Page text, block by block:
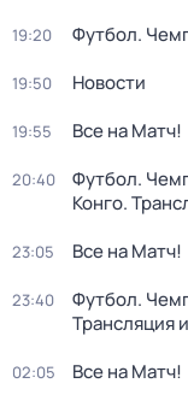
19:20 Футбол.
19:50 Новости
19:55 Все на Матч!
20:40
Футбол.
Конго.
23:05 Все на Матч!
23:40
Футбол.
Трансляция
02:05 Все на Матч!